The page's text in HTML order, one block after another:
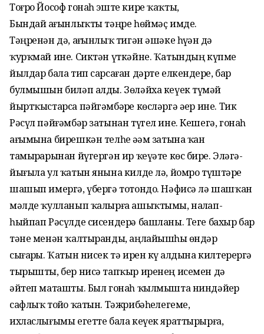
Тоғро Йософ гонаһ эште кире ҡаҡты,
Бындай аҙғынлыҡты тәңре һөймәҫ имде.
Тәңренән дә, аҙғынлыҡ тигән әшәке һүҙҙән дә
ҡурҡмай ине. Сиктән үткәйне. Ҡатындың күпме
йылдар бала тип сарсаған дәрте елкендерҙе, бар
булмышын биләп алды. Зөләйха кеүек түҙмәй
йыртҡыстарса пәйгәмбәрҙе көсләргә әҙер ине. Тик
Рәсүл пәйғәмбәр затынан түгел ине. Кешегә, гонаһ
ағымына бирешкән телһеҙ әҙәм затына ҡан
тамырҙарынан йүгергән ир ҡеүәте көс бирҙе. Эләгә-
йығыла ул ҡатын янына килде лә, йомро түштәрҙе
шашып имергә, үбергә тотондо. Нәфисә лә шашҡан
мәлде ҡулланып ҡалырға ашыҡтымы, наҙлап-
һыйпап Рәсүлде сисендерә башланы. Теге бахыр бар
тәне менән ҡалтыранды, аңлайышһыҙ өндәр
сығарҙы. Ҡатын нисек тә ирен күҙ алдына килтерергә
тырышты, бер нисә тапҡыр иренең исемен дә
әйтеп маташты. Был гонаһ ҡылмышта ниндәйҙер
сафлыҡ тойҙо ҡатын. Тәжрибәһеҙлегеме,
ихласлығымы егетте бала кеүек яраттырырға,